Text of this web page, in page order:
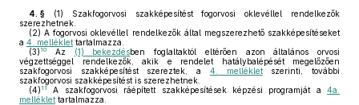
4. § (1) Szakfogorvosi szakképesítést fogorvosi oklevéllel rendelkezők
szerezhetnek.
(2) A fogorvosi oklevéllel rendelkezők által megszerezhető szakképesítéseket
a 4. melléklet tartalmazza.
(3) 10 Az (1) bekezdésben foglaltaktól eltérően azon általános orvosi
végzettséggel rendelkezők, akik e rendelet hatálybalépését megelőzően
szakfogorvosi szakképesítést szereztek, a 4. mellékletszerinti, további
szakfogorvosi szakképesítést is szerezhetnek.
(4) 11 A szakfogorvosi ráépített szakképesítések képzési programját a 4a.
melléklet tartalmazza.